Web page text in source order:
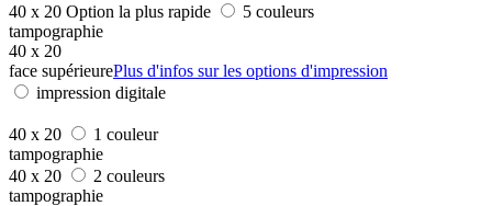
40 x 20 Option la plus rapide
5 couleurs
tampographie
40 x 20
face supérieurePlus d'infos sur les options d'impression
impression digitale
40 x 20
1 couleur
tampographie
40 x 20
2 couleurs
tampographie